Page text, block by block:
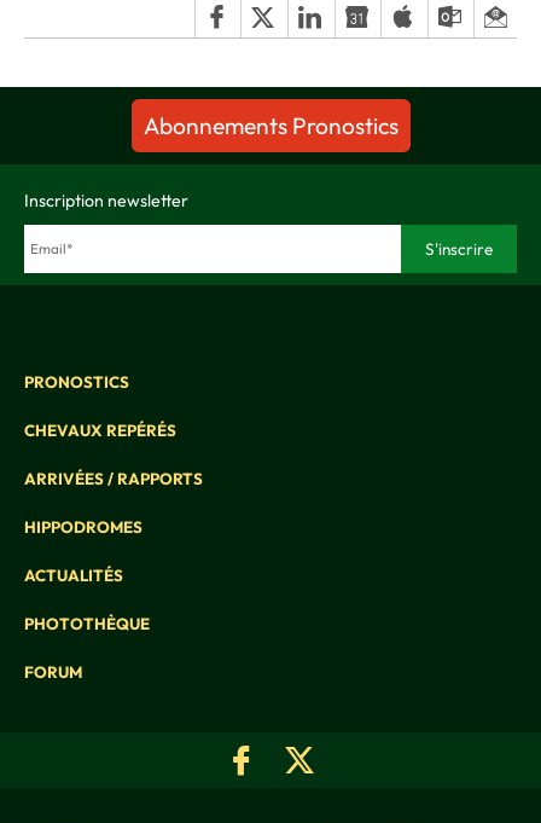
Abonnements Pronostics
Inscription newsletter
PRONOSTICS
CHEVAUX REPÉRÉS
ARRIVÉES / RAPPORTS
HIPPODROMES
ACTUALITÉS
PHOTOTHÈQUE
FORUM